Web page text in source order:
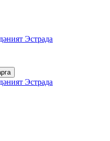
Эстрада
Эстрада